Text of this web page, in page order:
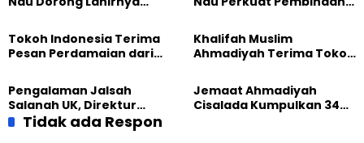
yang Militan
Masa Depan
Tokoh Indonesia Terima
Pesan Perdamaian dari
Ahmadiyah
Khalifah Muslim
Ahmadiyah Terima Tokoh
Khusus di Islamabad
Pengalaman Jalsah
Salanah UK, Direktur
SETARA Institute Soroti
Kekuatan Kemanusiaan
Jemaat Ahmadiyah
Cisalada Kumpulkan 34
Tidak ada Respon